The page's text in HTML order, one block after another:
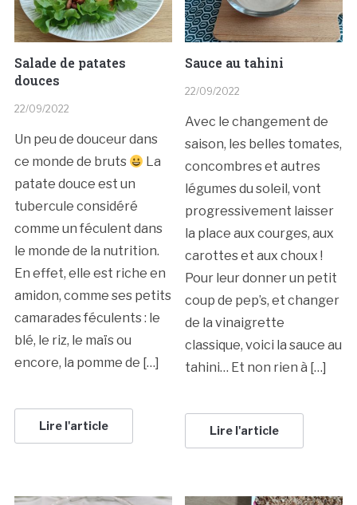
Salade de patates
douces
22/09/2022
Un peu de douceur dans
ce monde de bruts
La
patate douce est un
tubercule considéré
comme un féculent dans
le monde de la nutrition.
En effet, elle est riche en
amidon, comme ses petits
camarades féculents : le
blé, le riz, le maïs ou
encore, la pomme de […]
Lire l'article
Sauce au tahini
22/09/2022
Avec le changement de
saison, les belles tomates,
concombres et autres
légumes du soleil, vont
progressivement laisser
la place aux courges, aux
carottes et aux choux !
Pour leur donner un petit
coup de pep’s, et changer
de la vinaigrette
classique, voici la sauce au
tahini… Et non rien à […]
Lire l'article